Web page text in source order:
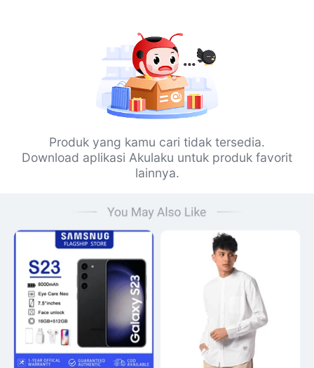
Produk yang kamu cari tidak tersedia.
Download aplikasi Akulaku untuk produk favorit
lainnya.